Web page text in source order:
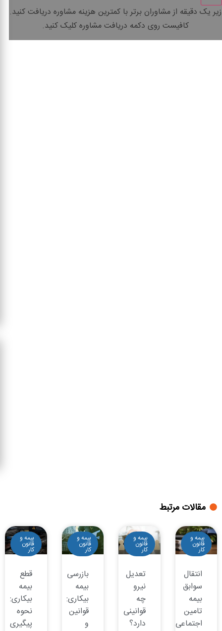
زیر یک دقیقه از مشاوران برتر باکمترین هزینه مشاوره دریافت کنید.
کافیست روی دکمه دریافت مشاوره کلیک کنید.
مقالات مرتبط
بیمه و
قانون
کار
انتقال
سوابق
بیمه
تامین
اجتماعی
بیمه و
قانون
کار
تعدیل
نیرو
چه
قوانینی
دارد؟
بیمه و
قانون
کار
بازرسی
بیمه
بیکاری:
قوانین
و
بیمه و
قانون
کار
قطع
بیمه
بیکاری:
نحوه
پیگیری